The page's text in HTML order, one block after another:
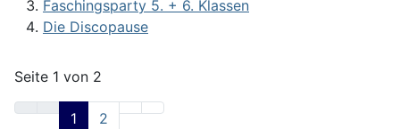
Faschingsparty 5. + 6. Klassen
Die Discopause
Seite 1 von 2
1 2